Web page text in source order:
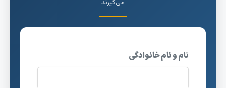
می‌گیرند
نام و نام خانوادگی